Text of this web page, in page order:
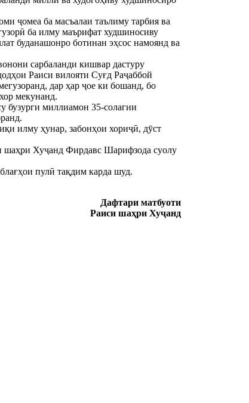
ҷомеа ба масъалаи таълиму тарбия ва
ба илму маърифат худшиносиву
буданашонро ботинан эҳсос намоянд ва
сарбаланди кишвар дастуру
Раиси вилояти Суғд Раҷаббой
дар ҳар ҷое ки бошанд, бо
мекунанд.
бузурги миллиамон 35-солагии
илму ҳунар, забонҳои хориҷӣ, дӯст
шаҳри Хуҷанд Фирдавс Шарифзода суолу
пулӣ тақдим карда шуд.
Дафтари матбуоти
Раиси шаҳри Хуҷанд